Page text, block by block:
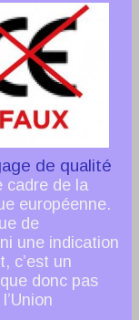
de qualité
cadre de la
européenne.
de
une indication
c’est un
donc pas